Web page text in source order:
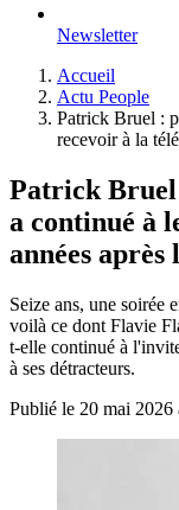
Newsletter
Accueil
Actu People
Patrick Bruel :
recevoir à la
Patrick
a continué à
années après
Seize ans, une soirée
voilà ce dont Flavie
t-elle continué à
à ses détracteurs.
Publié le 20 mai 2026